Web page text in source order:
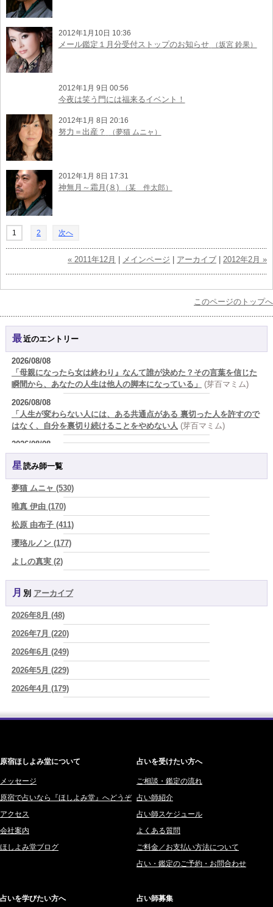
2012年1月10日 10:36
メール鑑定１月分受付ストップのお知らせ （坂宮 鈴果）
2012年1月 9日 00:56
今夜は笑う門には福来るイベント！
2012年1月 8日 20:16
努力＝出産？ （夢猫 ムニャ）
2012年1月 8日 17:31
神無月～霜月(８) （某 件太郎）
1 2 次へ
« 2011年12月 メインページ アーカイブ |2012年2月 »
このページのトップへ
最近のエントリー
2026/08/08
「母親になったら女は終わり』なんて誰が決めた？その言葉を信じた
瞬間から、あなたの人生は他人の脚本になっている」
(芽百マミム)
2026/08/08
「人生が変わらない人には、ある共通点がある 裏切った人を許すので
はなく、自分を裏切り続けることをやめない人 (芽百マミム)
2026/08/08
生きづらさと恋愛の悩みを繰り返すあなたへ (紅月Luru)
真寿の開運Cooking 鮭が教えてくれた、"積み重ねた先にある豊か
(プラタ 真寿)
『頑張って好かれる』を やめてみました。届いた 一通のメッセー
ジ。 (プラタ 真寿)
2026/08/07
2026年8月8日 甲寅――自分の軸を持ちながら、世界と対話する日
ぐり)
2026/08/07
新しいことに触れると、自分の中の回路がひらく｜好奇心を持ち続け
る楽しさ (美月マーシャ)
2026/08/07
2026年8月7日 癸丑 自分を消さずに、調和を育てる日
2026/08/07
時間は前に進んでいく。後悔は消せないけれど未来を変えていくこと
ができる (真巳華 - Mamika -)
2026/08/07
星読み師一覧
夢猫 ムニャ (530)
唯真 伊由 (170)
松原 由布子 (411)
瓔珞ルノン (177)
よしの真実 (2)
YOSHIKI (58)
よみ (39)
一之森 陽柑 (26)
椰奈空 (64)
ワカリミ (1)
神楽峰ヴィスカ (10)
赤羽うさぎ (341)
橘メルロ (7)
鈴喜みわこ (8)
鯖ノ実 ソニン (19)
愛音ソナタ (16)
紫村 明世 (34)
月別 アーカイブ
2026年8月 (48)
2026年7月 (220)
2026年6月 (249)
2026年5月 (229)
2026年4月 (179)
2025年12月 (201)
2025年11月 (252)
2025年10月 (242)
2025年9月 (196)
2025年8月 (182)
2025年7月 (192)
原宿ほしよみ堂について
メッセージ
原宿で占いなら『ほしよみ堂』へどうぞ
アクセス
会社案内
ほしよみ堂ブログ
占いを受けたい方へ
ご相談・鑑定の流れ
占い師紹介
占い師スケジュール
よくある質問
ご料金／お支払い方法について
占い・鑑定のご予約・お問合わせ
占いを学びたい方へ 占い師募集